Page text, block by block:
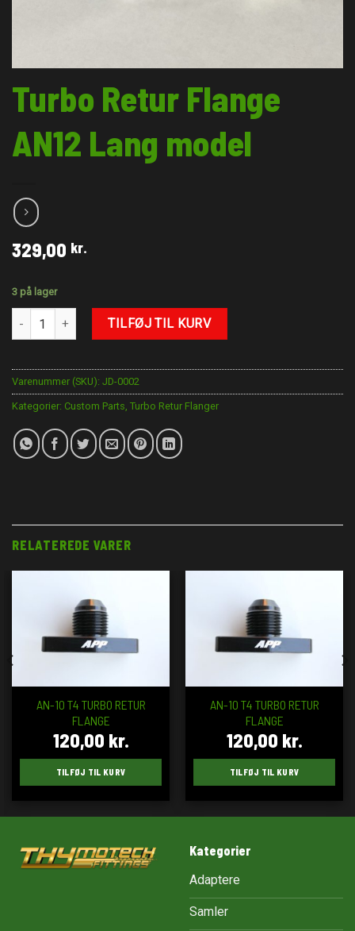
Turbo Retur Flange
AN12 Lang model
329,00 kr.
3 på lager
Turbo Retur Flange AN12 Lang model antal
TILFØJ TIL KURV
Varenummer (SKU): JD-0002
Kategorier: Custom Parts, Turbo Retur Flanger
RELATEREDE VARER
AN-10 T4 TURBO RETUR
FLANGE
120,00 kr.
TILFØJ TIL KURV
AN-10 T4 TURBO RETUR
FLANGE
120,00 kr.
TILFØJ TIL KURV
Kategorier
Adaptere
Samler